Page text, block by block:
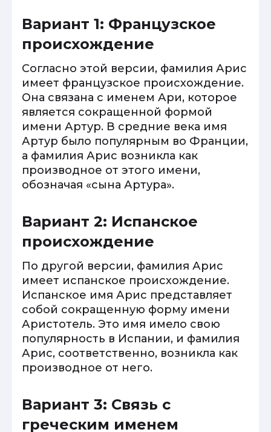
Вариант 1: Французское
происхождение
Согласно этой версии, фамилия Арис
имеет французское происхождение.
Она связана с именем Ари, которое
является сокращенной формой
имени Артур. В средние века имя
Артур было популярным во Франции,
а фамилия Арис возникла как
производное от этого имени,
обозначая «сына Артура».
Вариант 2: Испанское
происхождение
По другой версии, фамилия Арис
имеет испанское происхождение.
Испанское имя Арис представляет
собой сокращенную форму имени
Аристотель. Это имя имело свою
популярность в Испании, и фамилия
Арис, соответственно, возникла как
производное от него.
Вариант 3: Связь с
греческим именем